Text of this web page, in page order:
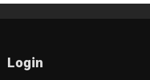
Login